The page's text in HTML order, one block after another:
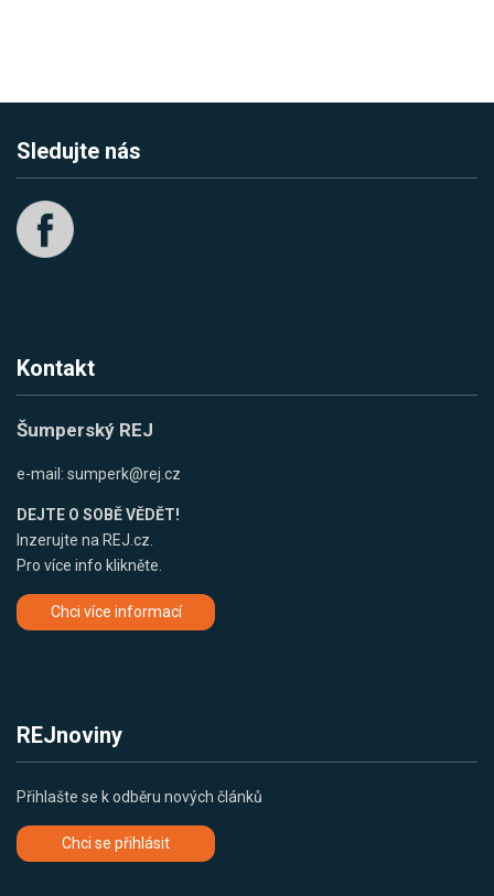
Sledujte nás
Kontakt
Šumperský REJ
e-mail: sumperk@rej.cz
DEJTE O SOBĚ VĚDĚT!
Inzerujte na REJ.cz.
Pro více info klikněte.
Chci více informací
REJnoviny
Přihlašte se k odběru nových článků
Chci se přihlásit